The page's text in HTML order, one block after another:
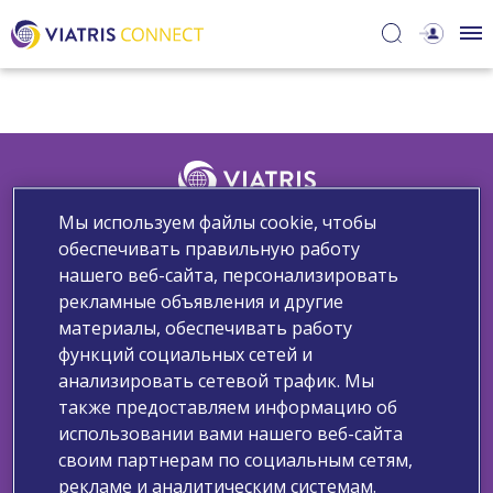
Узнайте больше о нас
Сообщите о нежелательном явлении
Запрос медицинской информации
Политика обработки персональных данных
Уведомление компании Viatris о файлах cookie
Условия использования
Copyright ©2025 Viatris. Все права защищены.
Информация, предоставленная выше, предназначена только
Мы используем файлы cookie, чтобы
обеспечивать правильную работу
нашего веб-сайта, персонализировать
рекламные объявления и другие
материалы, обеспечивать работу
функций социальных сетей и
анализировать сетевой трафик. Мы
также предоставляем информацию об
использовании вами нашего веб-сайта
своим партнерам по социальным сетям,
рекламе и аналитическим системам.